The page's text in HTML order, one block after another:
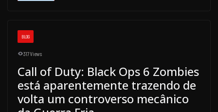
BLOG
317 Views
Call of Duty: Black Ops 6 Zombies
está aparentemente trazendo de
volta um controverso mecânico